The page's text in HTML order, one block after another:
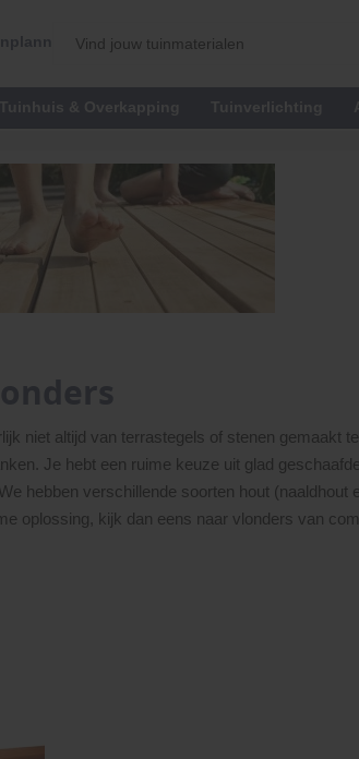
niet altijd van terrastegels of stenen gemaakt
Je hebt een ruime keuze uit glad
hebben verschillende soorten hout (naaldhout
oplossing, kijk dan eens naar vlonders van